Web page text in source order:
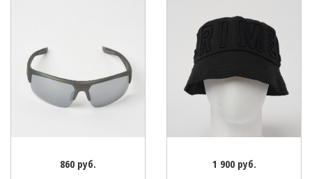
860 руб. 1 900 руб.